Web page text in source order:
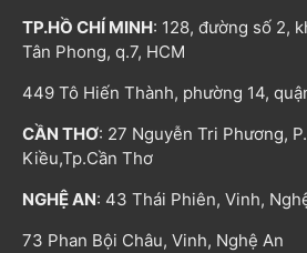
TP.HỒ CHÍ MINH: 128, đường số 2,
Tân Phong, q.7, HCM
449 Tô Hiến Thành, phường 14,
CẦN THƠ: 27 Nguyễn Tri Phương,
Kiều,Tp.Cần Thơ
NGHỆ AN: 43 Thái Phiên, Vinh,
73 Phan Bội Châu, Vinh, Nghệ An